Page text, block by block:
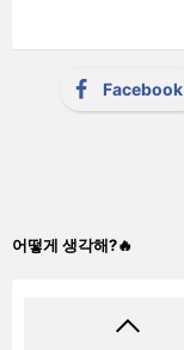
Facebook
어떻게 생각해?🔥